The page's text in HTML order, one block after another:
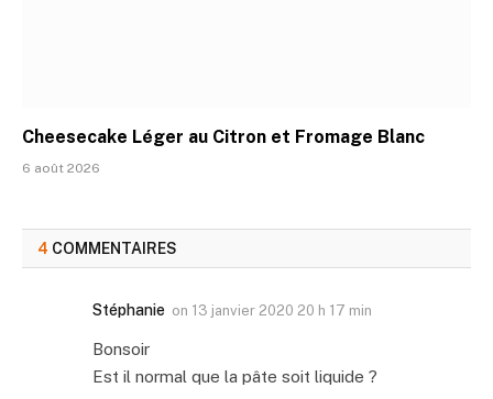
Cheesecake Léger au Citron et Fromage Blanc
6 août 2026
4 COMMENTAIRES
Stéphanie on 13 janvier 2020 20 h 17 min
Bonsoir
Est il normal que la pâte soit liquide ?